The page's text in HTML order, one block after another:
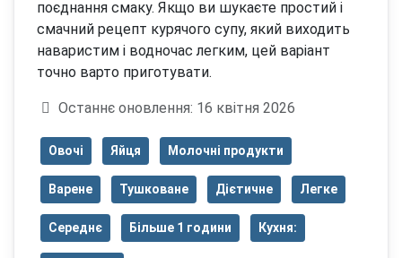
поєднання смаку. Якщо ви шукаєте простий і
смачний рецепт курячого супу, який виходить
наваристим і водночас легким, цей варіант
точно варто приготувати.
Деталі
Останнє оновлення: 16 квітня 2026
Овочі Яйця Молочні продукти
Варене Тушковане Дієтичне Легке
Середнє Більше 1 години Кухня: